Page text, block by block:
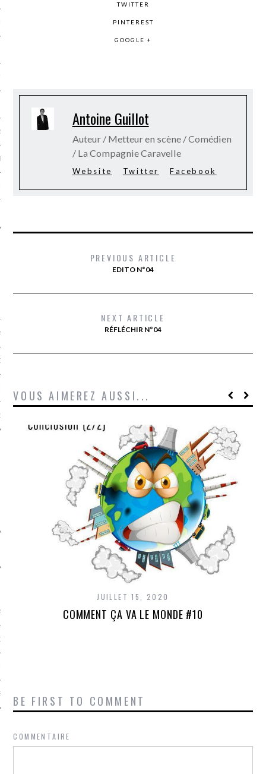
CARAVELLE
PODCAST
CARAVELLE
PODCAST
TWITTER
PINTEREST
GOOGLE +
Antoine Guillot
Auteur / Metteur en scène / Comédien
/ La Compagnie Caravelle
Website Twitter Facebook
PREVIOUS ARTICLE
EDITO N°04
NEXT ARTICLE
RÉFLÉCHIR N°04
VOUS AIMEREZ AUSSI...
JUILLET 15, 2020
COMMENT ÇA VA LE MONDE #10
BE FIRST TO COMMENT
COMMENTAIRE